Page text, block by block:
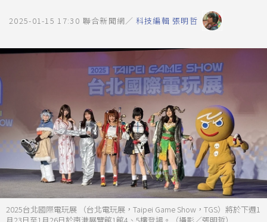
2025-01-15 17:30 聯合新聞網／ 科技編輯 張明哲
2025台北國際電玩展 （台北電玩展，Taipei Game Show，TGS）將於下週1